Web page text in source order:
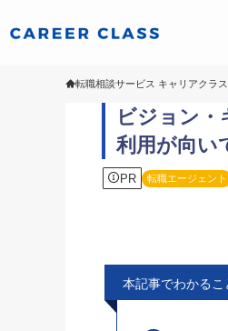
転職相談サービス キャリアクラス
ビジョン・
利用が向い
PR 転職エージェント
本記事でわかるこ